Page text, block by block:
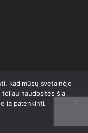
kad mūsų svetainėje
naudositės šia
ja patenkinti.